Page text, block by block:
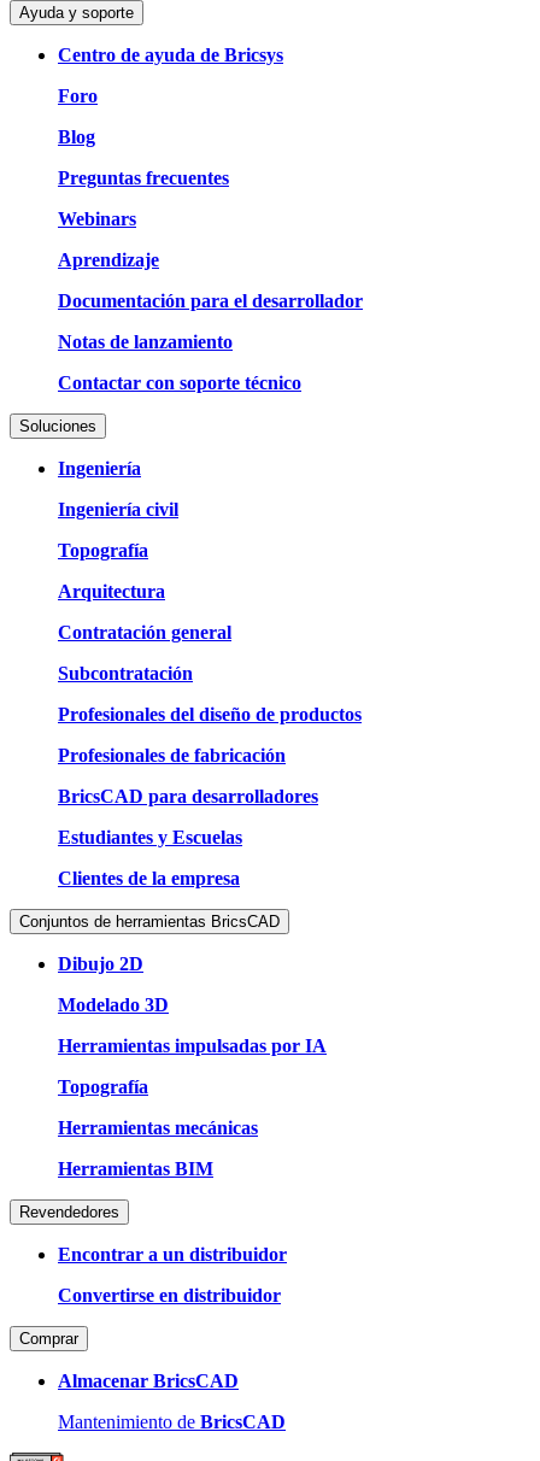
Ayuda y soporte
Centro de ayuda de Bricsys
Foro
Blog
Preguntas frecuentes
Webinars
Aprendizaje
Documentación para el desarrollador
Notas de lanzamiento
Contactar con soporte técnico
Soluciones
Ingeniería
Ingeniería civil
Topografía
Arquitectura
Contratación general
Subcontratación
Profesionales del diseño de productos
Profesionales de fabricación
BricsCAD para desarrolladores
Estudiantes y Escuelas
Clientes de la empresa
Conjuntos de herramientas BricsCAD
Dibujo 2D
Modelado 3D
Herramientas impulsadas por IA
Topografía
Herramientas mecánicas
Herramientas BIM
Revendedores
Encontrar a un distribuidor
Convertirse en distribuidor
Comprar
Almacenar BricsCAD
Mantenimiento de BricsCAD